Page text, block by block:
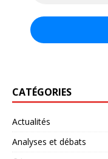
CATÉGORIES
Actualités
Analyses et débats